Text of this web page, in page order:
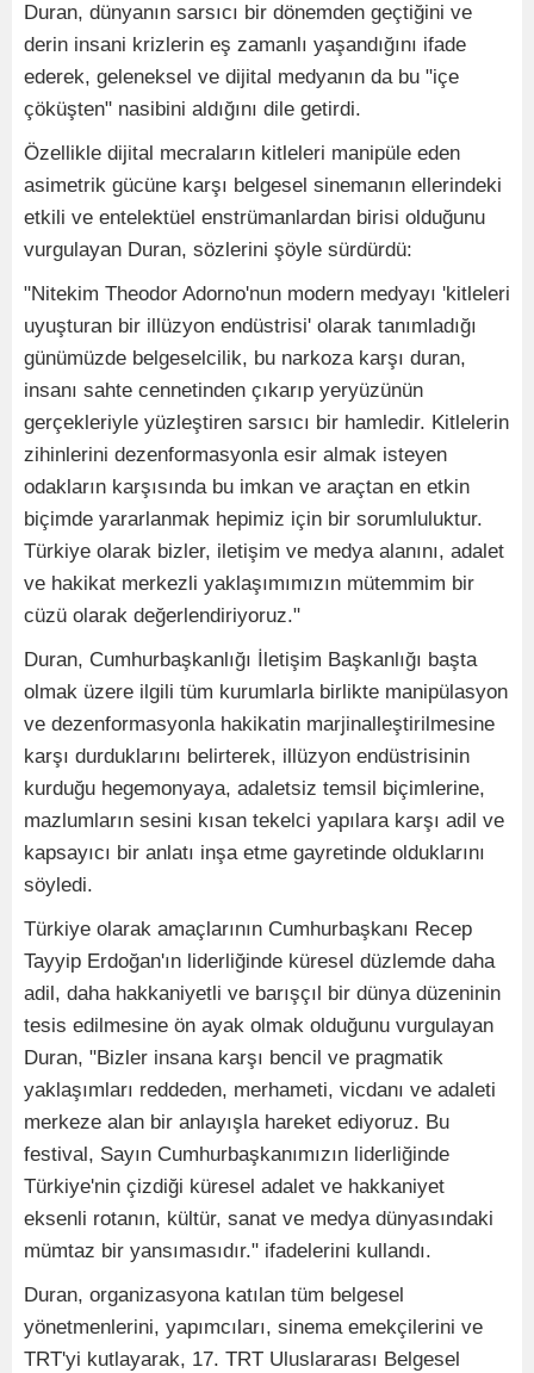
Duran, dünyanın sarsıcı bir dönemden geçtiğini ve
derin insani krizlerin eş zamanlı yaşandığını ifade
ederek, geleneksel ve dijital medyanın da bu "içe
çöküşten" nasibini aldığını dile getirdi.
Özellikle dijital mecraların kitleleri manipüle eden
asimetrik gücüne karşı belgesel sinemanın ellerindeki
etkili ve entelektüel enstrümanlardan birisi olduğunu
vurgulayan Duran, sözlerini şöyle sürdürdü:
"Nitekim Theodor Adorno'nun modern medyayı 'kitleleri
uyuşturan bir illüzyon endüstrisi' olarak tanımladığı
günümüzde belgeselcilik, bu narkoza karşı duran,
insanı sahte cennetinden çıkarıp yeryüzünün
gerçekleriyle yüzleştiren sarsıcı bir hamledir. Kitlelerin
zihinlerini dezenformasyonla esir almak isteyen
odakların karşısında bu imkan ve araçtan en etkin
biçimde yararlanmak hepimiz için bir sorumluluktur.
Türkiye olarak bizler, iletişim ve medya alanını, adalet
ve hakikat merkezli yaklaşımımızın mütemmim bir
cüzü olarak değerlendiriyoruz."
Duran, Cumhurbaşkanlığı İletişim Başkanlığı başta
olmak üzere ilgili tüm kurumlarla birlikte manipülasyon
ve dezenformasyonla hakikatin marjinalleştirilmesine
karşı durduklarını belirterek, illüzyon endüstrisinin
kurduğu hegemonyaya, adaletsiz temsil biçimlerine,
mazlumların sesini kısan tekelci yapılara karşı adil ve
kapsayıcı bir anlatı inşa etme gayretinde olduklarını
söyledi.
Türkiye olarak amaçlarının Cumhurbaşkanı Recep
Tayyip Erdoğan'ın liderliğinde küresel düzlemde daha
adil, daha hakkaniyetli ve barışçıl bir dünya düzeninin
tesis edilmesine ön ayak olmak olduğunu vurgulayan
Duran, "Bizler insana karşı bencil ve pragmatik
yaklaşımları reddeden, merhameti, vicdanı ve adaleti
merkeze alan bir anlayışla hareket ediyoruz. Bu
festival, Sayın Cumhurbaşkanımızın liderliğinde
Türkiye'nin çizdiği küresel adalet ve hakkaniyet
eksenli rotanın, kültür, sanat ve medya dünyasındaki
mümtaz bir yansımasıdır." ifadelerini kullandı.
Duran, organizasyona katılan tüm belgesel
yönetmenlerini, yapımcıları, sinema emekçilerini ve
TRT'yi kutlayarak, 17. TRT Uluslararası Belgesel